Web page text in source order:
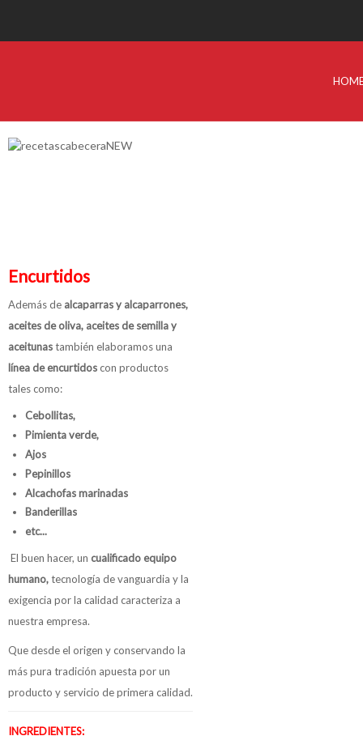
Encurtidos
Además de alcaparras y alcaparrones,
aceites de oliva, aceites de semilla y
aceitunastambién elaboramos una
línea de encurtidoscon productos
tales como:
Cebollitas,
Pimienta verde,
Ajos
Pepinillos
Alcachofas marinadas
Banderillas
etc...
El buen hacer, un cualificado equipo
humano,tecnología de vanguardia y la
exigencia por la calidad caracteriza a
nuestra empresa.
Que desde el origen y conservando la
más pura tradición apuesta por un
producto y servicio de primera calidad.
INGREDIENTES: